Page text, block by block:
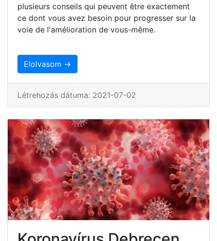
plusieurs conseils qui peuvent être exactement
ce dont vous avez besoin pour progresser sur la
voie de l'amélioration de vous-même.
Elolvasom →
Létrehozás dátuma: 2021-07-02